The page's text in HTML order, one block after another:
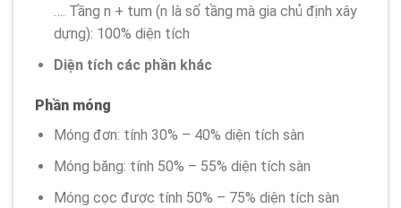
…. Tầng n + tum (n là số tầng mà gia chủ định xây
dựng): 100% diện tích
Diện tích các phần khác
Phần móng
Móng đơn: tính 30% – 40% diện tích sàn
Móng băng: tính 50% – 55% diện tích sàn
Móng cọc được tính 50% – 75% diện tích sàn